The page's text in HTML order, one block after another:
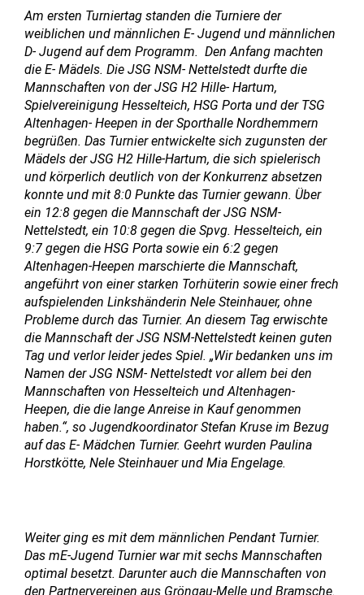
Am ersten Turniertag standen die Turniere der
weiblichen und männlichen E- Jugend und männlichen
D- Jugend auf dem Programm. Den Anfang machten
die E- Mädels. Die JSG NSM- Nettelstedt durfte die
Mannschaften von der JSG H2 Hille- Hartum,
Spielvereinigung Hesselteich, HSG Porta und der TSG
Altenhagen- Heepen in der Sporthalle Nordhemmern
begrüßen. Das Turnier entwickelte sich zugunsten der
Mädels der JSG H2 Hille-Hartum, die sich spielerisch
und körperlich deutlich von der Konkurrenz absetzen
konnte und mit 8:0 Punkte das Turnier gewann. Über
ein 12:8 gegen die Mannschaft der JSG NSM-
Nettelstedt, ein 10:8 gegen die Spvg. Hesselteich, ein
9:7 gegen die HSG Porta sowie ein 6:2 gegen
Altenhagen-Heepen marschierte die Mannschaft,
angeführt von einer starken Torhüterin sowie einer frech
aufspielenden Linkshänderin Nele Steinhauer, ohne
Probleme durch das Turnier. An diesem Tag erwischte
die Mannschaft der JSG NSM-Nettelstedt keinen guten
Tag und verlor leider jedes Spiel. „Wir bedanken uns im
Namen der JSG NSM- Nettelstedt vor allem bei den
Mannschaften von Hesselteich und Altenhagen-
Heepen, die die lange Anreise in Kauf genommen
haben.“, so Jugendkoordinator Stefan Kruse im Bezug
auf das E- Mädchen Turnier. Geehrt wurden Paulina
Horstkötte, Nele Steinhauer und Mia Engelage.
Weiter ging es mit dem männlichen Pendant Turnier.
Das mE-Jugend Turnier war mit sechs Mannschaften
optimal besetzt. Darunter auch die Mannschaften von
den Partnervereinen aus Gröngau-Melle und Bramsche.